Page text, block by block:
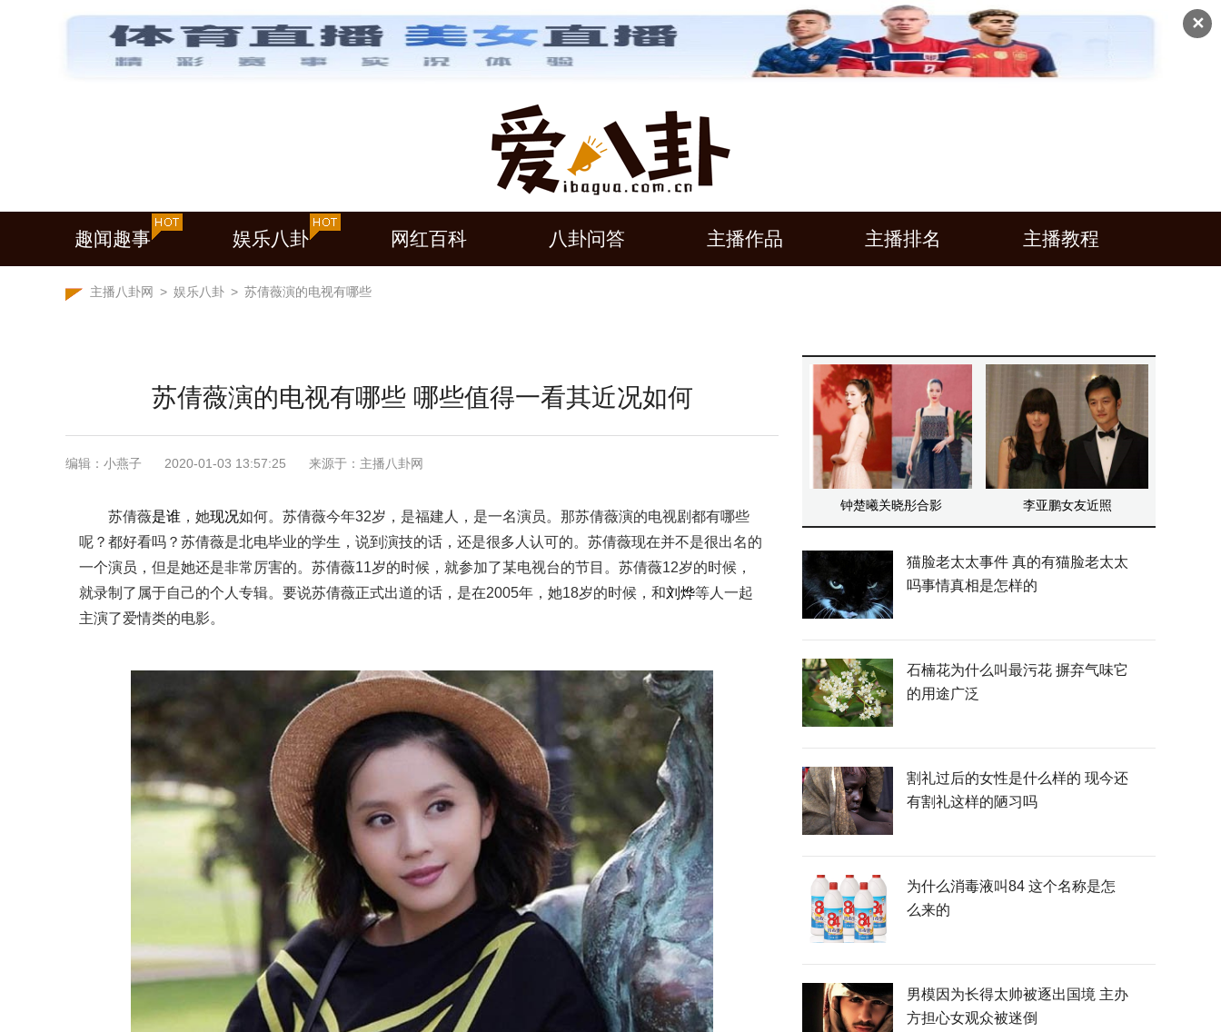
✕
趣闻趣事 娱乐八卦 网红百科 八卦问答 主播作品 主播排名 主播教程
主播八卦网 > 娱乐八卦 > 苏倩薇演的电视有哪些
苏倩薇演的电视有哪些 哪些值得一看其近况如何
编辑：小燕子 2020-01-03 13:57:25 来源于：主播八卦网
苏倩薇是谁 ，她现况如何。苏倩薇今年32岁，是福建人，是一名演员。那苏倩薇演的电视剧都有哪些
呢？都好看吗？苏倩薇是北电毕业的学生，说到演技的话，还是很多人认可的。苏倩薇现在并不是很出名的
一个演员，但是她还是非常厉害的。苏倩薇11岁的时候，就参加了某电视台的节目。苏倩薇12岁的时候，
就录制了属于自己的个人专辑。要说苏倩薇正式出道的话，是在2005年，她18岁的时候，和刘烨等人一起
主演了爱情类的电影。
钟楚曦关晓彤合影 李亚鹏女友近照
猫脸老太太事件 真的有猫脸老太太
吗事情真相是怎样的
石楠花为什么叫最污花 摒弃气味它
的用途广泛
割礼过后的女性是什么样的 现今还
有割礼这样的陋习吗
为什么消毒液叫84 这个名称是怎
么来的
男模因为长得太帅被逐出国境 主办
方担心女观众被迷倒